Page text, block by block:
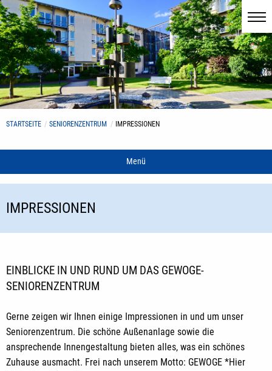
STARTSEITE SENIORENZENTRUM IMPRESSIONEN
Menü
IMPRESSIONEN
EINBLICKE IN UND RUND UM DAS GEWOGE-
SENIORENZENTRUM
Gerne zeigen wir Ihnen einige Impressionen in und um unser
Seniorenzentrum. Die schöne Außenanlage sowie die
ansprechende Innengestaltung bieten alles, was ein schönes
Zuhause ausmacht. Frei nach unserem Motto: GEWOGE *Hier